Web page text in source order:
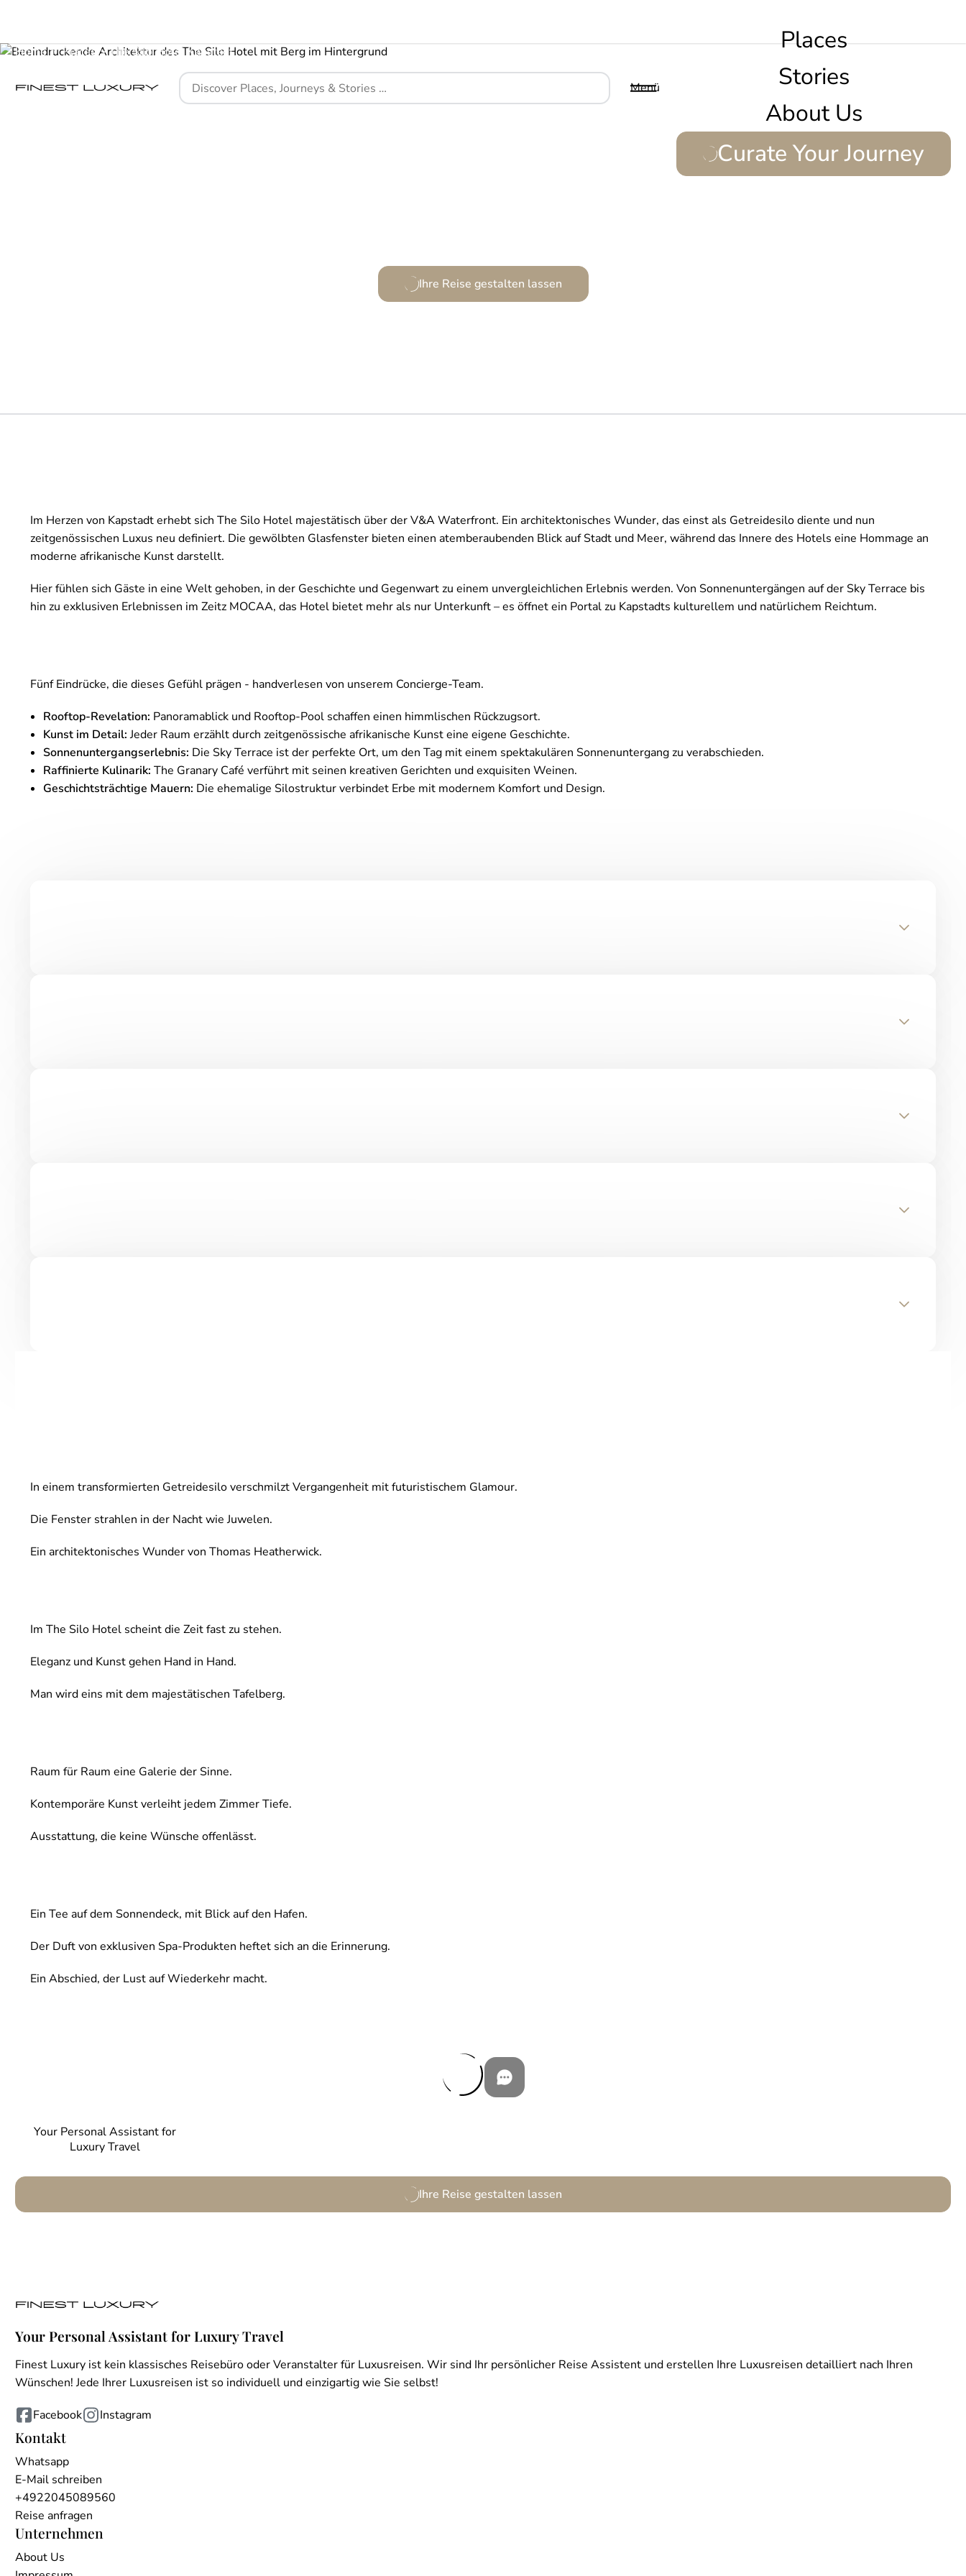
Menü
Places
Stories
About Us
Curate Your Journey
Home Places The Silo Hotel Kapstadt
Ihre Reise gestalten lassen
Your Personal Assistant for
Luxury Travel
Ihre Reise gestalten lassen
Im Herzen von Kapstadt erhebt sich The Silo Hotel majestätisch über der V&A Waterfront. Ein architektonisches Wunder, das einst als Getreidesilo diente und nun
zeitgenössischen Luxus neu definiert. Die gewölbten Glasfenster bieten einen atemberaubenden Blick auf Stadt und Meer, während das Innere des Hotels eine Hommage an
moderne afrikanische Kunst darstellt.
Hier fühlen sich Gäste in eine Welt gehoben, in der Geschichte und Gegenwart zu einem unvergleichlichen Erlebnis werden. Von Sonnenuntergängen auf der Sky Terrace bis
hin zu exklusiven Erlebnissen im Zeitz MOCAA, das Hotel bietet mehr als nur Unterkunft – es öffnet ein Portal zu Kapstadts kulturellem und natürlichem Reichtum.
Fünf Eindrücke, die dieses Gefühl prägen - handverlesen von unserem Concierge-Team.
Rooftop-Revelation: Panoramablick und Rooftop-Pool schaffen einen himmlischen Rückzugsort.
Kunst im Detail:Jeder Raum erzählt durch zeitgenössische afrikanische Kunst eine eigene Geschichte.
Sonnenuntergangserlebnis: Die Sky Terrace ist der perfekte Ort, um den Tag mit einem spektakulären Sonnenuntergang zu verabschieden.
Raffinierte Kulinarik: The Granary Café verführt mit seinen kreativen Gerichten und exquisiten Weinen.
Geschichtsträchtige Mauern: Die ehemalige Silostruktur verbindet Erbe mit modernem Komfort und Design.
In einem transformierten Getreidesilo verschmilzt Vergangenheit mit futuristischem Glamour.
Die Fenster strahlen in der Nacht wie Juwelen.
Ein architektonisches Wunder von Thomas Heatherwick.
Im The Silo Hotel scheint die Zeit fast zu stehen.
Eleganz und Kunst gehen Hand in Hand.
Man wird eins mit dem majestätischen Tafelberg.
Raum für Raum eine Galerie der Sinne.
Kontemporäre Kunst verleiht jedem Zimmer Tiefe.
Ausstattung, die keine Wünsche offenlässt.
Ein Tee auf dem Sonnendeck, mit Blick auf den Hafen.
Der Duft von exklusiven Spa-Produkten heftet sich an die Erinnerung.
Ein Abschied, der Lust auf Wiederkehr macht.
Your Personal Assistant for Luxury Travel
Finest Luxury ist kein klassisches Reisebüro oder Veranstalter für Luxusreisen. Wir sind Ihr persönlicher Reise Assistent und erstellen Ihre Luxusreisen detailliert nach Ihren
Wünschen! Jede Ihrer Luxusreisen ist so individuell und einzigartig wie Sie selbst!
Facebook Instagram
Kontakt
Whatsapp
E-Mail schreiben
+4922045089560
Reise anfragen
Unternehmen
About Us